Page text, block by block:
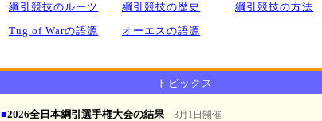
綱引競技のルーツ
Tug of Warの語源
綱引競技の歴史
オーエスの語源
綱引競技の方法
トピックス
■2026全日本綱引選手権大会の結果 3月1日開催